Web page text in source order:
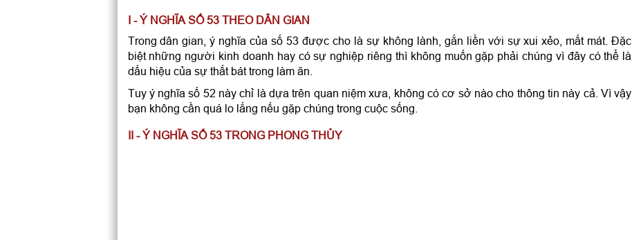
I - Ý NGHĨA SỐ 53 THEO DÂN GIAN
Trong dân gian, ý nghĩa của số 53 được cho là sự không lành, gắn liền với sự xui xẻo, mất mát. Đặc
biệt những người kinh doanh hay có sự nghiệp riêng thì không muốn gặp phải chúng vì đây có thể là
dấu hiệu của sự thất bát trong làm ăn.
Tuy ý nghĩa số 52 này chỉ là dựa trên quan niệm xưa, không có cơ sở nào cho thông tin này cả. Vì vậy
bạn không cần quá lo lắng nếu gặp chúng trong cuộc sống.
II - Ý NGHĨA SỐ 53 TRONG PHONG THỦY